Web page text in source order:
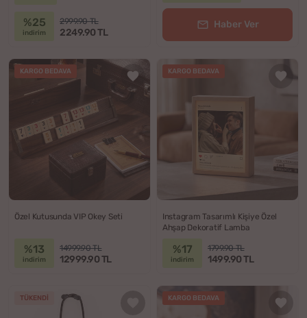
%25
indirim
2999.90 TL
2249.90 TL
Haber Ver
KARGO BEDAVA
Özel Kutusunda VIP Okey Seti
%13
indirim
14999.90 TL
12999.90 TL
KARGO BEDAVA
Instagram Tasarımlı Kişiye Özel
Ahşap Dekoratif Lamba
%17
indirim
1799.90 TL
1499.90 TL
TÜKENDI KARGO BEDAVA